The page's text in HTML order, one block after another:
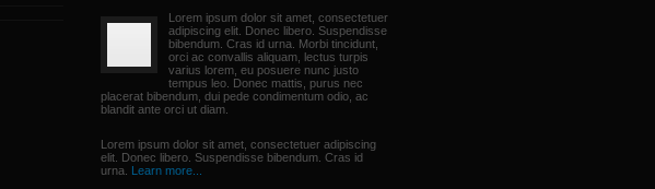
Lorem ipsum dolor sit amet, consectetuer
adipiscing elit. Donec libero. Suspendisse
bibendum. Cras id urna. Morbi tincidunt,
orci ac convallis aliquam, lectus turpis
varius lorem, eu posuere nunc justo
tempus leo. Donec mattis, purus nec
placerat bibendum, dui pede condimentum odio, ac
blandit ante orci ut diam.
Lorem ipsum dolor sit amet, consectetuer adipiscing
elit. Donec libero. Suspendisse bibendum. Cras id
urna. Learn more...